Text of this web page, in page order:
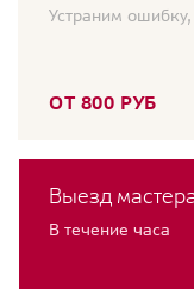
Устраним
ОТ 800 РУБ
Выезд
В течение часа